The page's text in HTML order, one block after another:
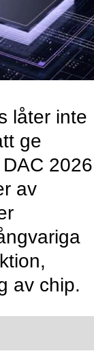
låter inte
ge
2026
av
av chip.